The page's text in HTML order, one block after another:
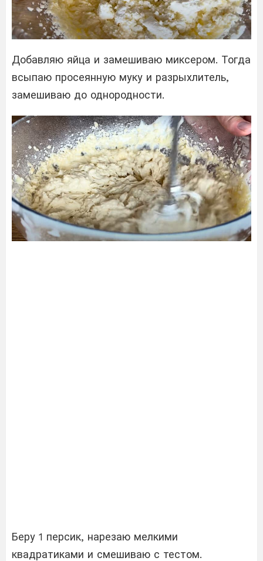
Добавляю яйца и замешиваю миксером. Тогда
всыпаю просеянную муку и разрыхлитель,
замешиваю до однородности.
Беру 1 персик, нарезаю мелкими
квадратиками и смешиваю с тестом.